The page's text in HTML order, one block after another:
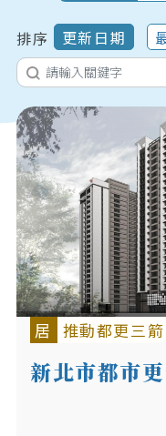
排序 更新日期
居 推動都更三箭
新北市都市